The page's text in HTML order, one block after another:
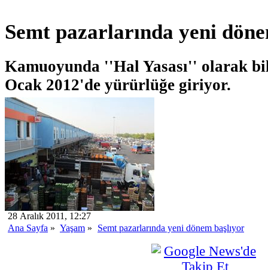
Semt pazarlarında yeni
Kamuoyunda ''Hal Yasası'' olarak
Ocak 2012'de yürürlüğe giriyor.
28 Aralık 2011, 12:27
Ana Sayfa » Yaşam » Semt pazarlarında yeni dönem başlıyor